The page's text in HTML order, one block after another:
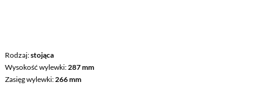
Rodzaj stojąca
Wysokość wylewki 287 mm
Zasięg wylewki 266 mm